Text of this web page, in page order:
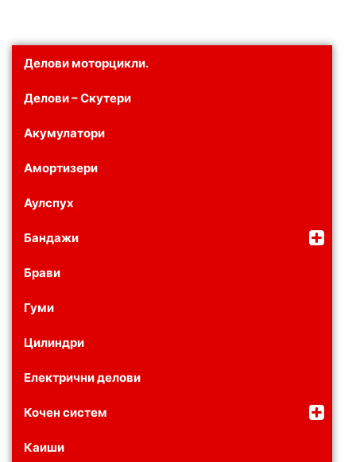
Делови моторцикли.
Делови – Скутери
Акумулатори
Амортизери
Аулспух
Бандажи
Брави
Гуми
Цилиндри
Електрични делови
Кочен систем
Каиши